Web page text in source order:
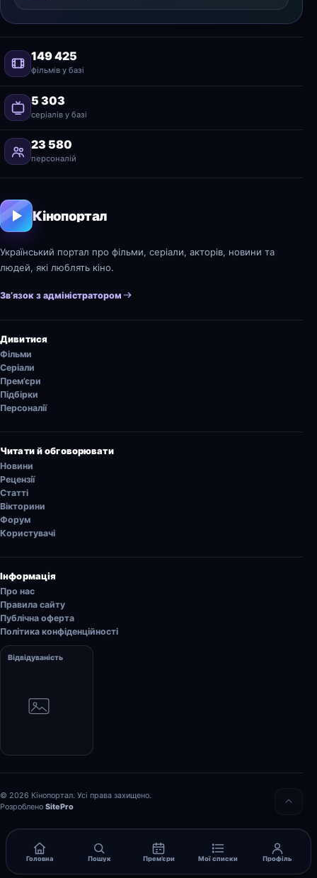
Головна Пошук Прем’єри Мої списки Профіль
149 425
фільмів у базі
5 303
серіалів у базі
23 580
персоналій
Кінопортал
Український портал про фільми, серіали, акторів, новини та
людей, які люблять кіно.
Зв’язок з адміністратором
Дивитися
Фільми
Серіали
Прем’єри
Підбірки
Персоналії
Читати й обговорювати
Новини
Рецензії
Статті
Вікторини
Форум
Користувачі
Інформація
Про нас
Правила сайту
Публічна оферта
Політика конфіденційності
Відвідуваність
© 2026 Кінопортал. Усі права захищено.
Розроблено SitePro